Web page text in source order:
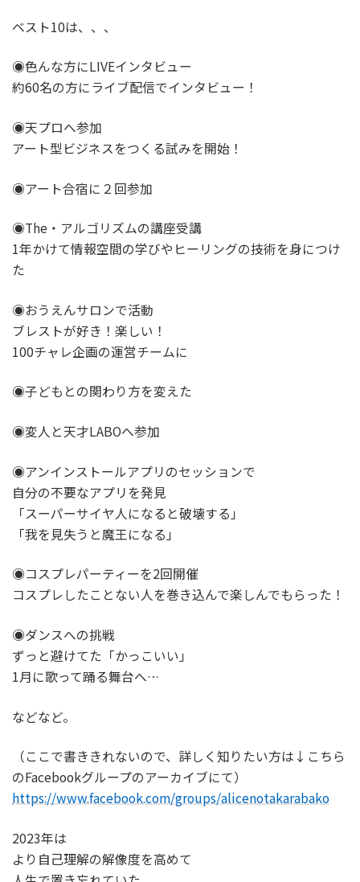
ベスト10は、、、
◉色んな方にLIVEインタビュー
約60名の方にライブ配信でインタビュー！
◉天プロへ参加
アート型ビジネスをつくる試みを開始！
◉アート合宿に２回参加
◉The・アルゴリズムの講座受講
1年かけて情報空間の学びやヒーリングの技術を身につけ
た
◉おうえんサロンで活動
ブレストが好き！楽しい！
100チャレ企画の運営チームに
◉子どもとの関わり方を変えた
◉変人と天才LABOへ参加
◉アンインストールアプリのセッションで
自分の不要なアプリを発見
「スーパーサイヤ人になると破壊する」
「我を見失うと魔王になる」
◉コスプレパーティーを2回開催
コスプレしたことない人を巻き込んで楽しんでもらった！
◉ダンスへの挑戦
ずっと避けてた「かっこいい」
1月に歌って踊る舞台へ…
などなど。
（ここで書ききれないので、詳しく知りたい方は↓こちら
のFacebookグループのアーカイブにて）
https://www.facebook.com/groups/alicenotakarabako
2023年は
より自己理解の解像度を高めて